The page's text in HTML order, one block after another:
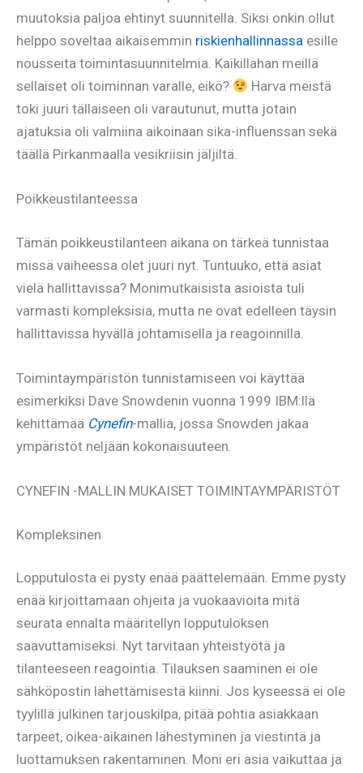
muutoksia paljoa ehtinyt suunnitella. Siksi onkin ollut
helppo soveltaa aikaisemmin riskienhallinnassa esille
nousseita toimintasuunnitelmia. Kaikillahan meillä
sellaiset oli toiminnan varalle, eikö?
Harva meistä
toki juuri tällaiseen oli varautunut, mutta jotain
ajatuksia oli valmiina aikoinaan sika-influenssan sekä
täällä Pirkanmaalla vesikriisin jäljiltä.
Poikkeustilanteessa
Tämän poikkeustilanteen aikana on tärkeä tunnistaa
missä vaiheessa olet juuri nyt. Tuntuuko, että asiat
vielä hallittavissa? Monimutkaisista asioista tuli
varmasti kompleksisia, mutta ne ovat edelleen täysin
hallittavissa hyvällä johtamisella ja reagoinnilla.
Toimintaympäristön tunnistamiseen voi käyttää
esimerkiksi Dave Snowdenin vuonna 1999 IBM:llä
kehittämää Cynefin-mallia, jossa Snowden jakaa
ympäristöt neljään kokonaisuuteen.
CYNEFIN -MALLIN MUKAISET TOIMINTAYMPÄRISTÖT
Kompleksinen
Lopputulosta ei pysty enää päättelemään. Emme pysty
enää kirjoittamaan ohjeita ja vuokaavioita mitä
seurata ennalta määritellyn lopputuloksen
saavuttamiseksi. Nyt tarvitaan yhteistyötä ja
tilanteeseen reagointia. Tilauksen saaminen ei ole
sähköpostin lähettämisestä kiinni. Jos kyseessä ei ole
tyylillä julkinen tarjouskilpa, pitää pohtia asiakkaan
tarpeet, oikea-aikainen lähestyminen ja viestintä ja
luottamuksen rakentaminen. Moni eri asia vaikuttaa ja